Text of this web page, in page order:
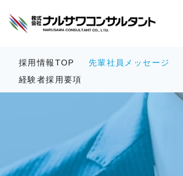
採用情報TOP 先輩社員メッセージ
経験者採用要項